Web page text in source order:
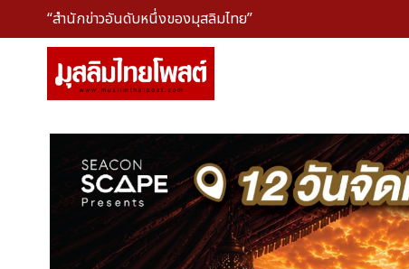
“สำนักข่าวอันดับหนึ่งของมุสลิมไทย”